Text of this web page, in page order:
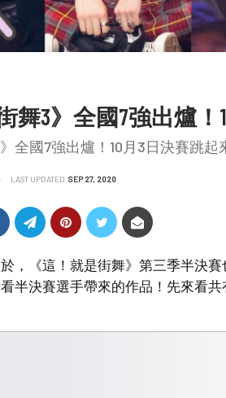
舞3》全國7強出爐！
全國7強出爐！10月3日決賽跳起
LAST UPDATED SEP 27, 2020
，《這！就是街舞》第三季半決
半決賽選手帶來的作品！先來看